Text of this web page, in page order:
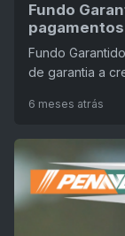
Fundo
Fundo
de garantia a
6 meses atrás